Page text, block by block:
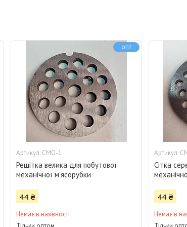
опт
СМО-1
Решітка велика для побутової
механічної м'ясорубки
44 ₴
Немає в наявності
Сітка
44 ₴
Немає в